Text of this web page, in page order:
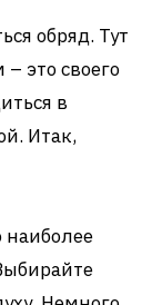
обряд. Тут
это своего
в
Итак,
наиболее